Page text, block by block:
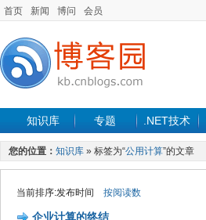
首页 新闻 博问 会员
知识库 专题 .NET技术
您的位置： 知识库 » 标签为“公用计算”的文章
当前排序:发布时间 按阅读数
企业计算的终结